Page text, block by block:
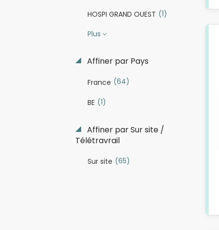
HOSPI GRAND OUEST (1)
Plus
Affiner par Pays
France (64)
BE (1)
Affiner par Sur site /
Télétravrail
Sur site (65)